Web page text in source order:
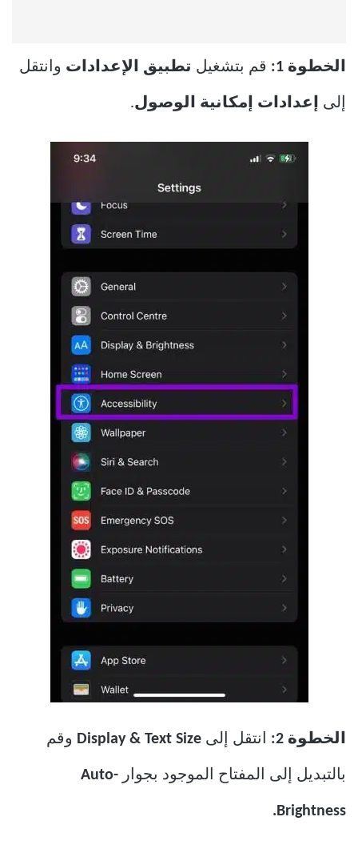
الخطوة 1: قم بتشغيل تطبيق الإعدادات وانتقل
إلى إعدادات إمكانية الوصول.
الخطوة 2: انتقل إلى Display & Text Size وقم
بالتبديل إلى المفتاح الموجود بجوار Auto-
Brightness.